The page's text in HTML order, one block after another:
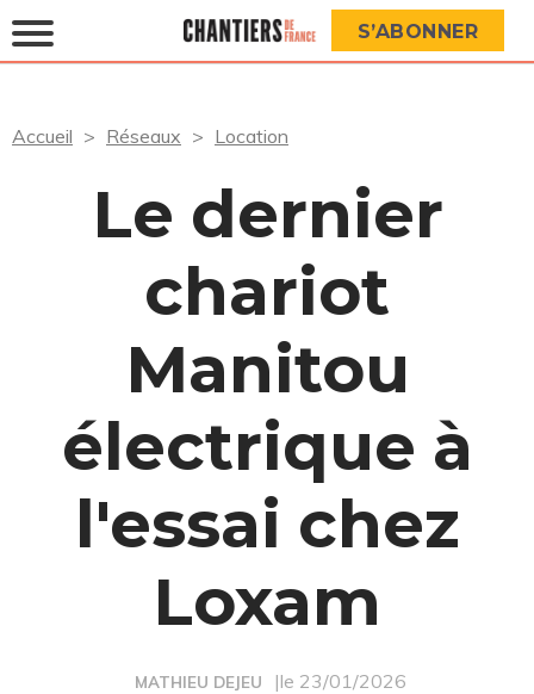
S’ABONNER
Accueil Réseaux Location
Le dernier
chariot
Manitou
électrique à
l'essai chez
Loxam
MATHIEU DEJEU |le 23/01/2026